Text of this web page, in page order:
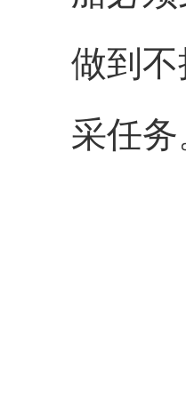
做到
采任务